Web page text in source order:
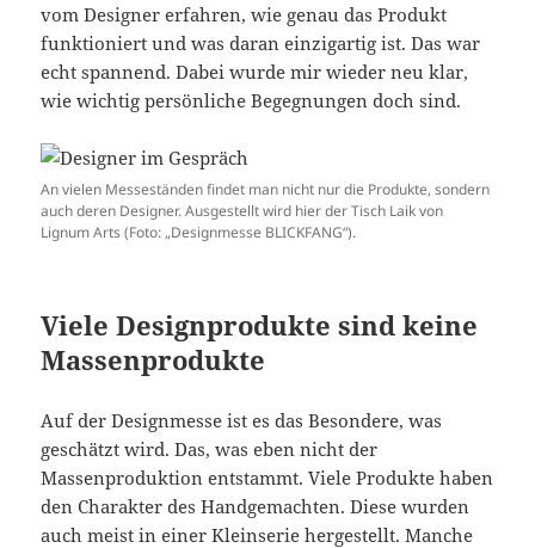
vom Designer erfahren, wie genau das Produkt
funktioniert und was daran einzigartig ist. Das war
echt spannend. Dabei wurde mir wieder neu klar,
wie wichtig persönliche Begegnungen doch sind.
An vielen Messeständen findet man nicht nur die Produkte, sondern
auch deren Designer. Ausgestellt wird hier der Tisch Laik von
Lignum Arts (Foto: „Designmesse BLICKFANG“).
Viele Designprodukte sind keine
Massenprodukte
Auf der Designmesse ist es das Besondere, was
geschätzt wird. Das, was eben nicht der
Massenproduktion entstammt. Viele Produkte haben
den Charakter des Handgemachten. Diese wurden
auch meist in einer Kleinserie hergestellt. Manche